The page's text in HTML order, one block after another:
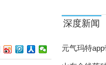
深度新闻
元气玛特